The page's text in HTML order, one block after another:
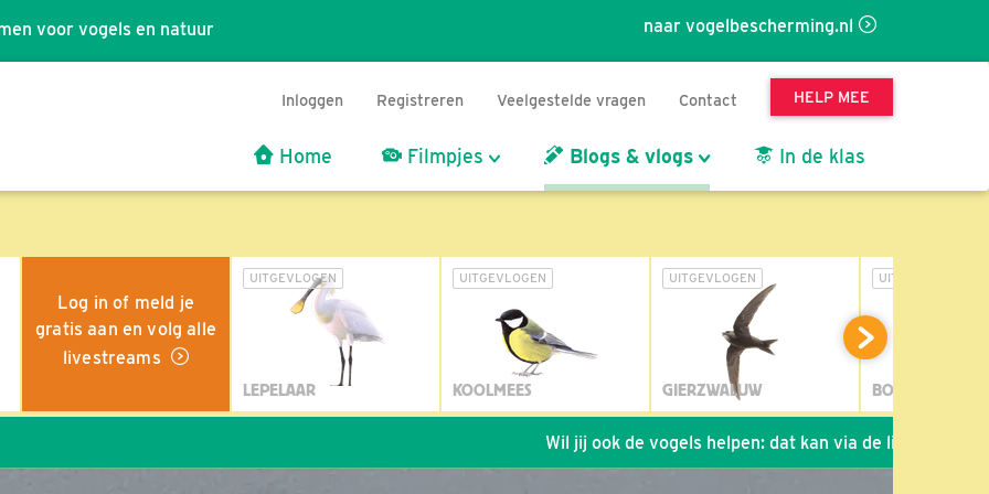
naar vogelbescherming.nl
voor vogels en natuur
Inloggen Registreren Veelgestelde vragen Contact HELP MEE
Home Filmpjes Blogs & vlogs In de klas
Log in of meld je
gratis aan en volg alle
livestreams
UITGEVLOGEN
LEPELAAR
UITGEVLOGEN
KOOLMEES
UITGEVLOGEN
GIERZWALUW
UITGEVLOGEN
BOSUIL
Wil jij ook de vogels helpen: dat kan via de link! *